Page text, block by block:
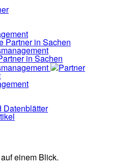
in Sachen
Partner
Datenblätter
einem Blick.